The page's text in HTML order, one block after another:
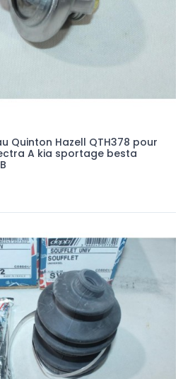
Quinton Hazell QTH378 pour
A kia sportage besta